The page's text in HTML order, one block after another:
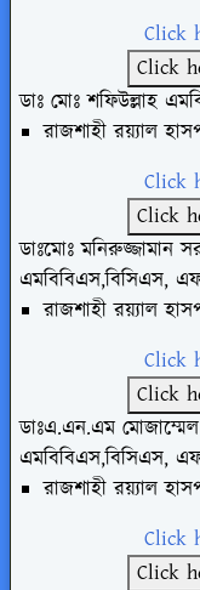
Click
Click
ডাঃ মোঃ শফিউল্লাহ
রাজশাহী রয়্যাল
Click
Click
ডাঃমোঃ মনিরুজ্জামান
এমবিবিএস,বিসিএস,
রাজশাহী রয়্যাল
Click
Click
ডাঃএ.এন.এম
এমবিবিএস,বিসিএস,
রাজশাহী রয়্যাল
Click
Click